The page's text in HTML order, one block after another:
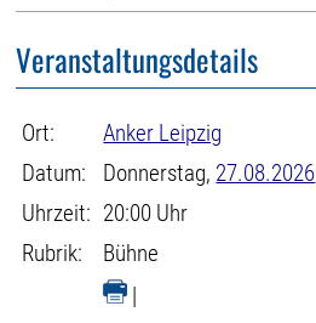
Veranstaltungsdetails
Ort:
Anker Leipzig
Datum:
Donnerstag, 27.08.2026
Uhrzeit: 20:00 Uhr
Rubrik:
Bühne
|